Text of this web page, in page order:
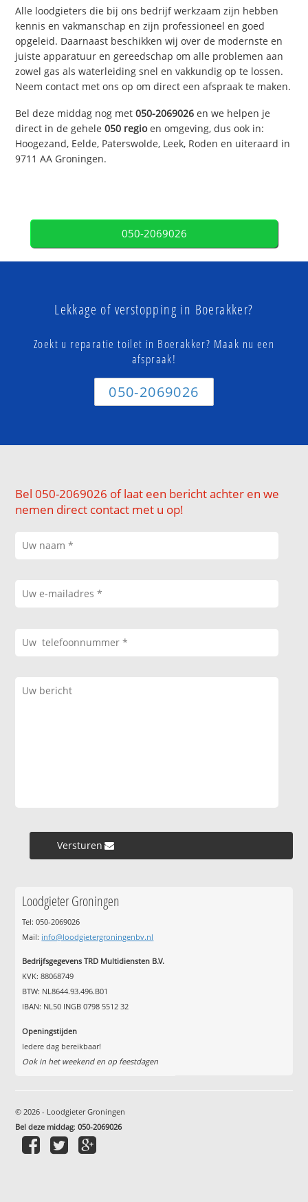
Alle loodgieters die bij ons bedrijf werkzaam zijn hebben
kennis en vakmanschap en zijn professioneel en goed
opgeleid. Daarnaast beschikken wij over de modernste en
juiste apparatuur en gereedschap om alle problemen aan
zowel gas als waterleiding snel en vakkundig op te lossen.
Neem contact met ons op om direct een afspraak te maken.
Bel deze middag nog met050-2069026 en we helpen je
direct in de gehele050 regioen omgeving, dus ook in:
Hoogezand, Eelde, Paterswolde, Leek, Roden en uiteraard in
9711 AA Groningen.
050-2069026
Lekkage of verstopping in Boerakker?
Zoekt u reparatie toilet in Boerakker? Maak nu een
afspraak!
050-2069026
Bel 050-2069026 of laat een bericht achter en we
nemen direct contact met u op!
Versturen »
Loodgieter Groningen
Tel: 050-2069026
Mail: info@loodgietergroningenbv.nl
Bedrijfsgegevens TRD Multidiensten B.V.
KVK: 88068749
BTW: NL8644.93.496.B01
IBAN: NL50 INGB 0798 5512 32
Openingstijden
Iedere dag bereikbaar!
Ook in het weekend en op feestdagen
© 2026 - Loodgieter Groningen
Bel deze middag:050-2069026